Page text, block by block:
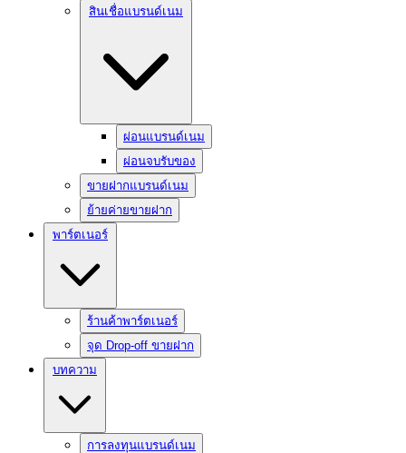
สินเชื่อแบรนด์เนม
ผ่อนแบรนด์เนม
ผ่อนจบรับของ
ขายฝากแบรนด์เนม
ย้ายค่ายขายฝาก
พาร์ตเนอร์
ร้านค้าพาร์ตเนอร์
จุด Drop-off ขายฝาก
บทความ
การลงทุนแบรนด์เนม